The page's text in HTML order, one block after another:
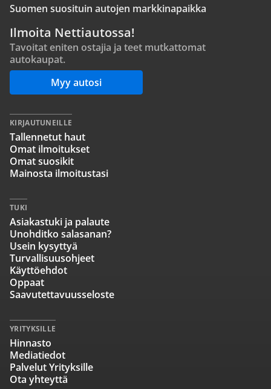
Suomen suosituin autojen markkinapaikka
Ilmoita Nettiautossa!
Tavoitat eniten ostajia ja teet mutkattomat
autokaupat.
Myy autosi
KIRJAUTUNEILLE
Tallennetut haut
Omat ilmoitukset
Omat suosikit
Mainosta ilmoitustasi
TUKI
Asiakastuki ja palaute
Unohditko salasanan?
Usein kysyttyä
Turvallisuusohjeet
Käyttöehdot
Oppaat
Saavutettavuusseloste
YRITYKSILLE
Hinnasto
Mediatiedot
Palvelut Yrityksille
Ota yhteyttä